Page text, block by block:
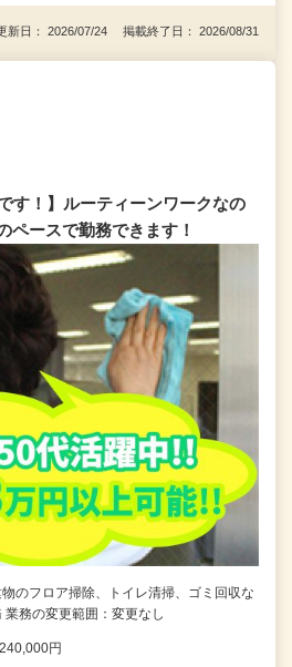
新日： 2026/07/24 掲載終了日： 2026/08/31
す！】ルーティーンワークなの
ペースで勤務できます！
のフロア掃除、トイレ清掃、ゴミ回収な
業務の変更範囲：変更なし
円